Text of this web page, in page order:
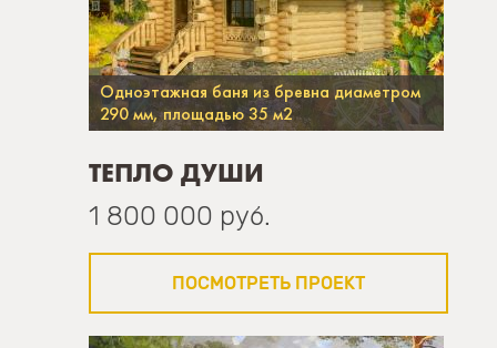
Одноэтажная баня из бревна диаметром
290 мм, площадью 35 м2
ТЕПЛО ДУШИ
1 800 000 руб.
ПОСМОТРЕТЬ ПРОЕКТ